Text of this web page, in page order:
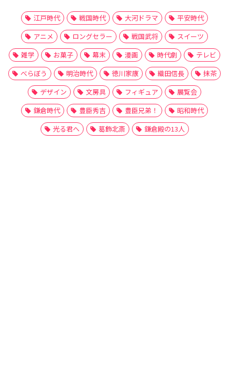
江戸時代 戦国時代 大河ドラマ
平安時代
アニメ
ロングセラー 戦国武将
スイーツ
雑学
お菓子 幕末 漫画 時代劇
テレビ
べらぼう
明治時代 徳川家康 織田信長
抹茶
デザイン
文房具 フィギュア
展覧会
鎌倉時代
豊臣秀吉 豊臣兄弟！
昭和時代
光る君へ
葛飾北斎 鎌倉殿の13人